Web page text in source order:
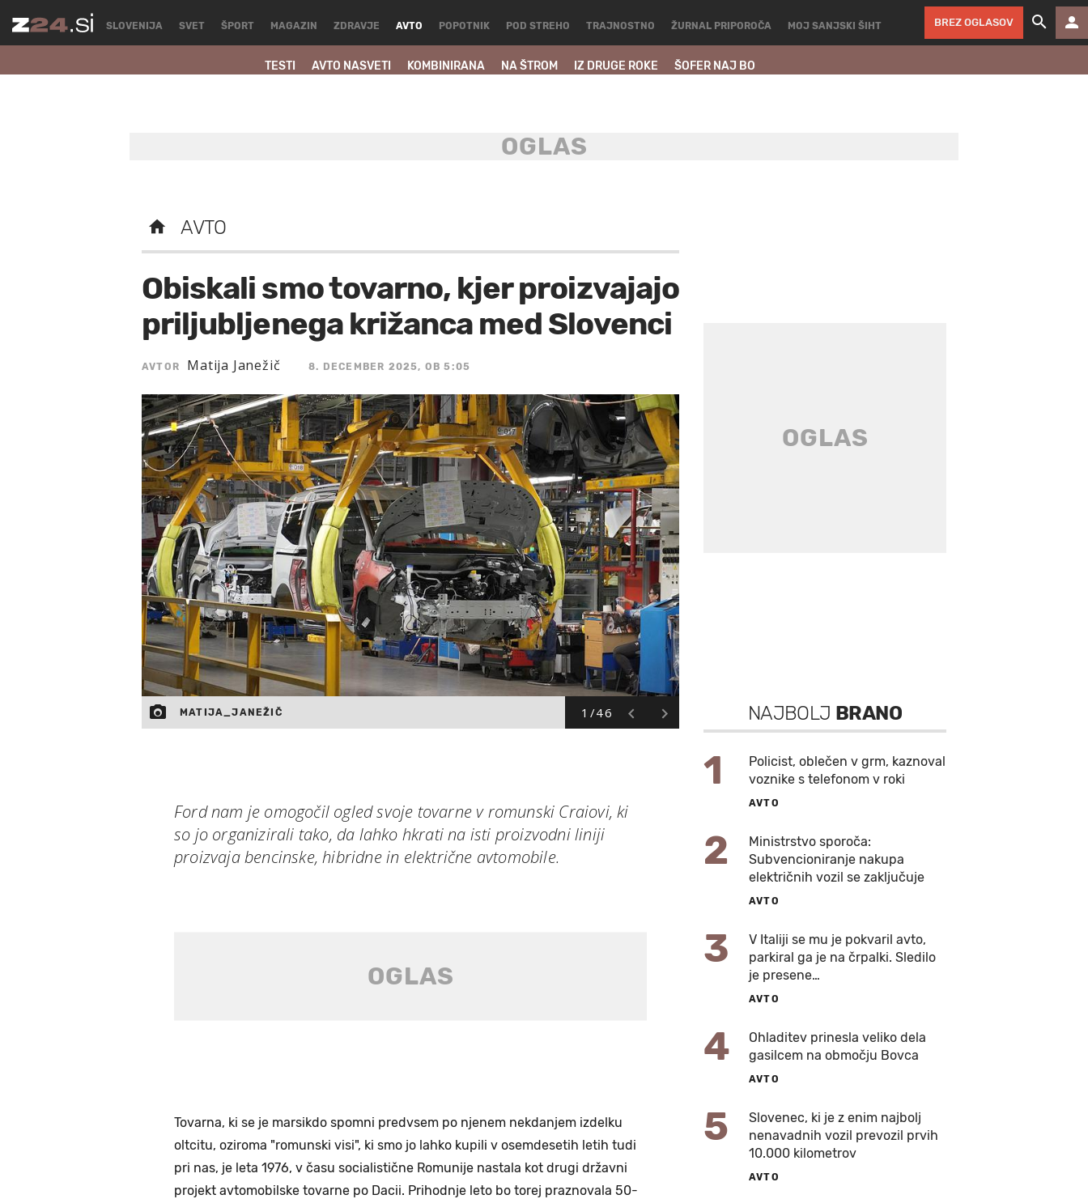
SLOVENIJA SVET ŠPORT MAGAZIN ZDRAVJE AVTO
TESTI AVTO NASVETI KOMBINIRANA NA ŠTROM IZ DRUGE ROKE ŠOFER NAJ BO
POPOTNIK POD STREHO TRAJNOSTNO ŽURNAL PRIPOROČA MOJ SANJSKI ŠIHT BREZ OGLASOV
AVTO
Obiskali smo tovarno, kjer proizvajajo
priljubljenega križanca med Slovenci
AVTOR Matija Janežič 8. DECEMBER 2025, OB 5:05
1/46
MATIJA_JANEŽIČ
Ford nam je omogočil ogled svoje tovarne v romunski Craiovi, ki
so jo organizirali tako, da lahko hkrati na isti proizvodni liniji
proizvaja bencinske, hibridne in električne avtomobile.
Tovarna, ki se je marsikdo spomni predvsem po njenem nekdanjem izdelku
oltcitu, oziroma "romunski visi", ki smo jo lahko kupili v osemdesetih letih tudi
pri nas, je leta 1976, v času socialistične Romunije nastala kot drugi državni
projekt avtomobilske tovarne po Dacii. Prihodnje leto bo torej praznovala 50-
NAJBOLJ BRANO
1
Policist, oblečen v grm, kaznoval
voznike s telefonom v roki
AVTO
2
Ministrstvo sporoča:
Subvencioniranje nakupa
električnih vozil se zaključuje
AVTO
3
V Italiji se mu je pokvaril avto,
parkiral ga je na črpalki. Sledilo
je presene…
AVTO
4
Ohladitev prinesla veliko dela
gasilcem na območju Bovca
AVTO
5
Slovenec, ki je z enim najbolj
nenavadnih vozil prevozil prvih
10.000 kilometrov
AVTO